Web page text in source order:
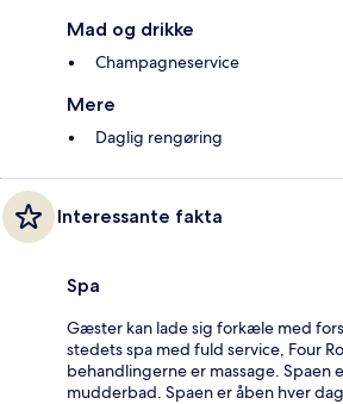
Mad og drikke
Champagneservice
Mere
Daglig rengøring
Interessante fakta
Spa
Gæster kan lade sig forkæle med
stedets spa med fuld service, Four
behandlingerne er massage. Spaen
mudderbad. Spaen er åben hver